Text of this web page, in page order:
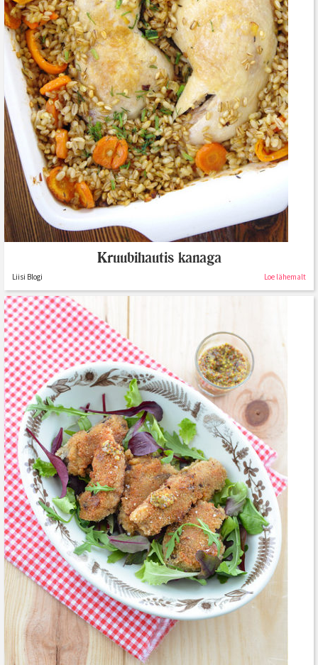
Kruubihautis kanaga
Liisi Blogi Loe lähemalt